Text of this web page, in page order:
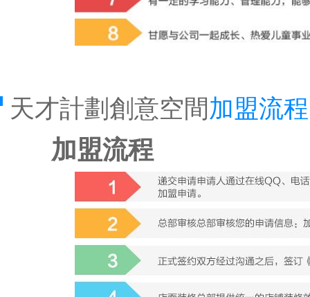
天才計劃創意空間加盟流程
加盟流程